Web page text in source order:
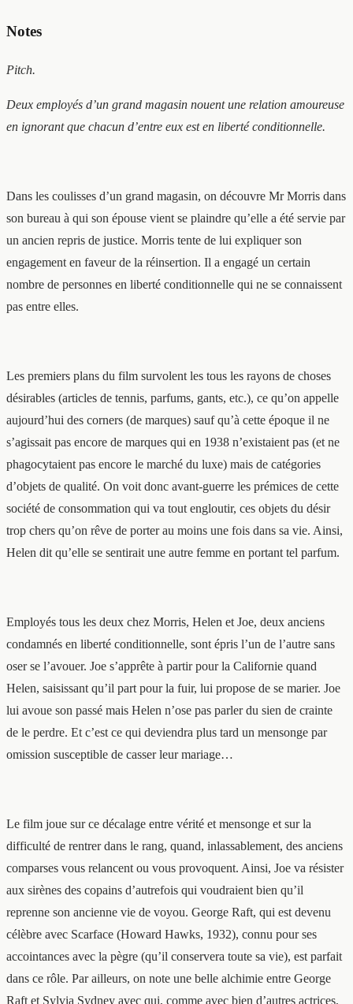
Notes
Pitch.
Deux employés d’un grand magasin nouent une relation amoureuse
en ignorant que chacun d’entre eux est en liberté conditionnelle.
Dans les coulisses d’un grand magasin, on découvre Mr Morris dans
son bureau à qui son épouse vient se plaindre qu’elle a été servie par
un ancien repris de justice. Morris tente de lui expliquer son
engagement en faveur de la réinsertion. Il a engagé un certain
nombre de personnes en liberté conditionnelle qui ne se connaissent
pas entre elles.
Les premiers plans du film survolent les tous les rayons de choses
désirables (articles de tennis, parfums, gants, etc.), ce qu’on appelle
aujourd’hui des corners (de marques) sauf qu’à cette époque il ne
s’agissait pas encore de marques qui en 1938 n’existaient pas (et ne
phagocytaient pas encore le marché du luxe) mais de catégories
d’objets de qualité. On voit donc avant-guerre les prémices de cette
société de consommation qui va tout engloutir, ces objets du désir
trop chers qu’on rêve de porter au moins une fois dans sa vie. Ainsi,
Helen dit qu’elle se sentirait une autre femme en portant tel parfum.
Employés tous les deux chez Morris, Helen et Joe, deux anciens
condamnés en liberté conditionnelle, sont épris l’un de l’autre sans
oser se l’avouer. Joe s’apprête à partir pour la Californie quand
Helen, saisissant qu’il part pour la fuir, lui propose de se marier. Joe
lui avoue son passé mais Helen n’ose pas parler du sien de crainte
de le perdre. Et c’est ce qui deviendra plus tard un mensonge par
omission susceptible de casser leur mariage…
Le film joue sur ce décalage entre vérité et mensonge et sur la
difficulté de rentrer dans le rang, quand, inlassablement, des anciens
comparses vous relancent ou vous provoquent. Ainsi, Joe va résister
aux sirènes des copains d’autrefois qui voudraient bien qu’il
reprenne son ancienne vie de voyou. George Raft, qui est devenu
célèbre avec Scarface (Howard Hawks, 1932), connu pour ses
accointances avec la pègre (qu’il conservera toute sa vie), est parfait
dans ce rôle. Par ailleurs, on note une belle alchimie entre George
Raft et Sylvia Sydney avec qui, comme avec bien d’autres actrices,